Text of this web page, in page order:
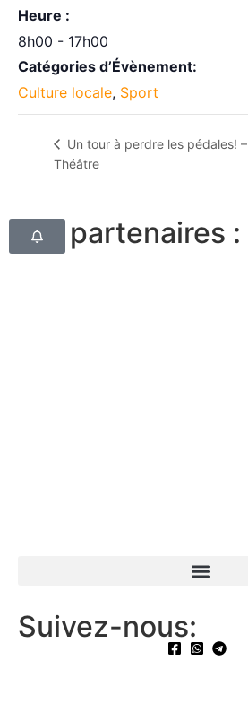
Heure :
8h00 - 17h00
Catégories d’Évènement:
Culture locale, Sport
Un tour à perdre les pédales! –
Théâtre
Nos partenaires :
Suivez-nous: